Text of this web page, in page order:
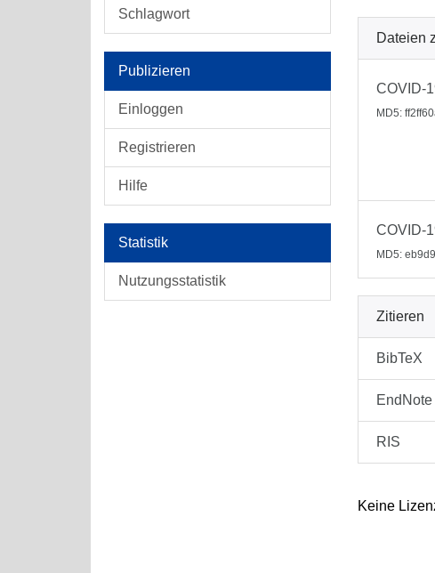
Schlagwort
Publizieren
Einloggen
Registrieren
Hilfe
Statistik
Nutzungsstatistik
Dateien
COVID-
MD5:
COVID-
MD5:
Zitieren
BibTeX
EndNote
RIS
Keine